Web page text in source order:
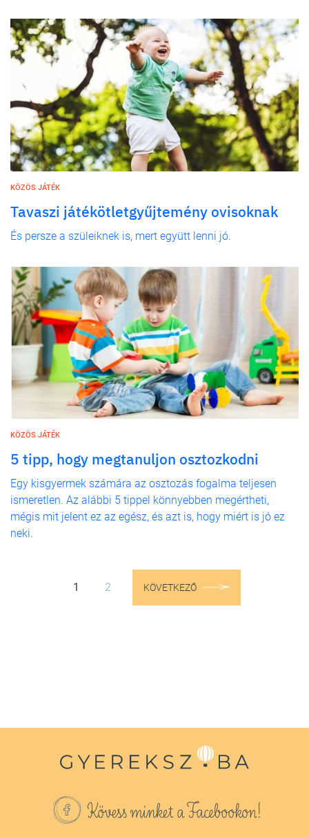
KÖZÖS JÁTÉK
Tavaszi játékötletgyűjtemény ovisoknak
És persze a szüleiknek is, mert együtt lenni jó.
KÖZÖS JÁTÉK
5 tipp, hogy megtanuljon osztozkodni
Egy kisgyermek számára az osztozás fogalma teljesen
ismeretlen. Az alábbi 5 tippel könnyebben megértheti,
mégis mit jelent ez az egész, és azt is, hogy miért is jó ez
neki.
1 2 KÖVETKEZŐ
Kövess minket a Facebookon!